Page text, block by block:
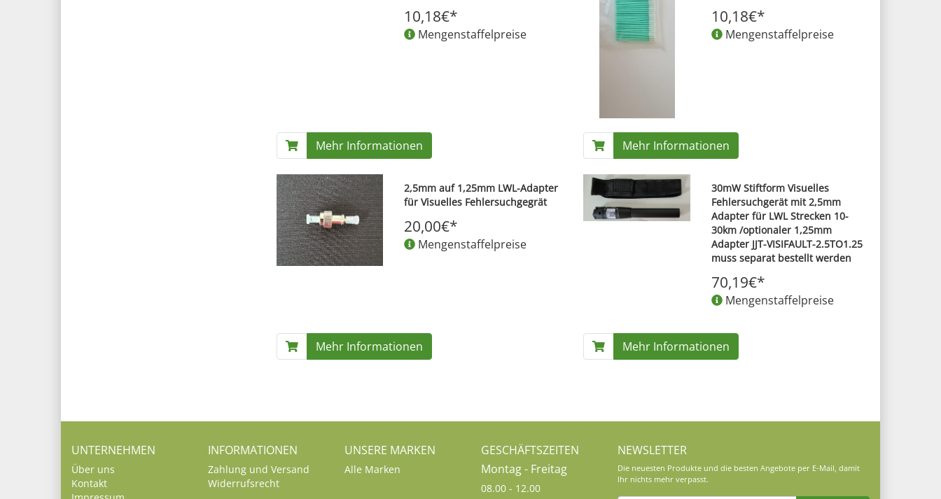
10,18€*
Mengenstaffelpreise
Mehr Informationen
10,18€*
Mengenstaffelpreise
Mehr Informationen
2,5mm auf 1,25mm LWL-Adapter
für Visuelles Fehlersuchgegrät
20,00€*
Mengenstaffelpreise
Mehr Informationen
30mW Stiftform Visuelles
Fehlersuchgerät mit 2,5mm
Adapter für LWL Strecken 10-
30km /optionaler 1,25mm
Adapter JJT-VISIFAULT-2.5TO1.25
muss separat bestellt werden
70,19€*
Mengenstaffelpreise
Mehr Informationen
UNTERNEHMEN
Über uns
Kontakt
INFORMATIONEN
Zahlung und Versand
Widerrufsrecht
UNSERE MARKEN
Alle Marken
GESCHÄFTSZEITEN
Montag - Freitag
08.00 - 12.00
NEWSLETTER
Die neuesten Produkte und die besten Angebote per E-Mail, damit
Ihr nichts mehr verpasst.